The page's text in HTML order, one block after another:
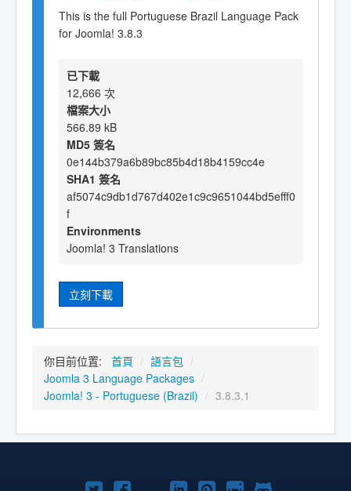
This is the full Portuguese Brazil Language Pack
for Joomla! 3.8.3
已下載
12,666 次
檔案大小
566.89 kB
MD5 簽名
0e144b379a6b89bc85b4d18b4159cc4e
SHA1 簽名
af5074c9db1d767d402e1c9c9651044bd5efff0
f
Environments
Joomla! 3 Translations
立刻下載
你目前位置: 首頁 / 語言包 /
Joomla 3 Language Packages /
Joomla! 3 - Portuguese (Brazil) / 3.8.3.1